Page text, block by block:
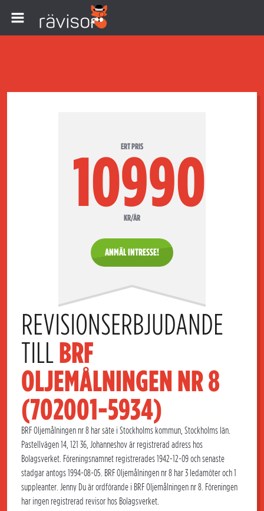
ERT PRIS
10990
KR/ÅR
ANMÄL INTRESSE!
REVISIONSERBJUDANDE
TILL BRF
OLJEMÅLNINGEN NR 8
(702001-5934)
BRF Oljemålningen nr 8 har säte i Stockholms kommun, Stockholms län.
Pastellvägen 14, 121 36, Johanneshov är registrerad adress hos
Bolagsverket. Föreningsnamnet registrerades 1942-12-09 och senaste
stadgar antogs 1994-08-05. BRF Oljemålningen nr 8 har 3 ledamöter och 1
suppleanter. Jenny Du är ordförande i BRF Oljemålningen nr 8. Föreningen
har ingen registrerad revisor hos Bolagsverket.